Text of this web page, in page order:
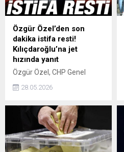
Özgür Özel’den son
dakika istifa resti!
Kılıçdaroğlu’na jet
hızında yanıt
Özgür Özel, CHP Genel
Başkan Kemal
Kılıçdaroğlu'nun partinin
yaptığı açıklamaya yanıt
verdi. Özel, Kılıçdaroğlu'nun
milletvekili olmadığı için grup
başkanı olamayacağını ve
28.05.2026